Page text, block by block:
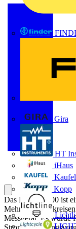
Gira
HT
iHaus
Kaufel
Kopp
Das HDPM6000 ist
Messgerät. Es wurde